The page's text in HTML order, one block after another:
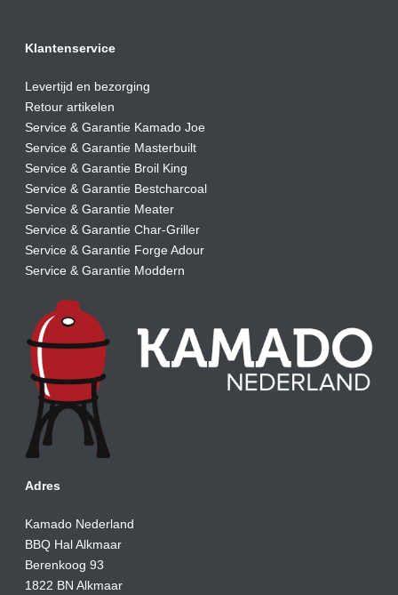
Klantenservice
Levertijd en bezorging
Retour artikelen
Service & Garantie Kamado Joe
Service & Garantie Masterbuilt
Service & Garantie Broil King
Service & Garantie Bestcharcoal
Service & Garantie Meater
Service & Garantie Char-Griller
Service & Garantie Forge Adour
Service & Garantie Moddern
Adres
Kamado Nederland
BBQ Hal Alkmaar
Berenkoog 93
1822 BN Alkmaar